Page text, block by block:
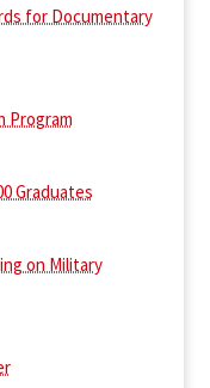
for Documentary
Program
Graduates
on Military